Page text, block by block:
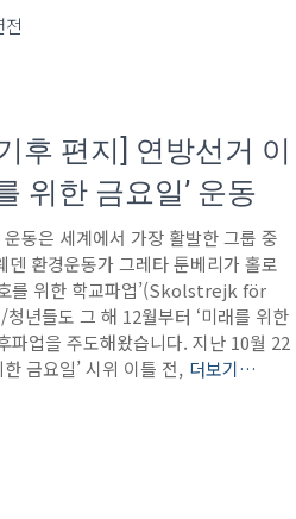
전
후 편지] 연방선거 이
위한 금요일’ 운동
운동은 세계에서 가장 활발한 그룹 중
환경운동가 그레타 툰베리가 홀로
를 위한 학교파업’(Skolstrejk för
년들도 그 해 12월부터 ‘미래를 위한
파업을 주도해왔습니다. 지난 10월 22
금요일’ 시위 이틀 전, 더보기…